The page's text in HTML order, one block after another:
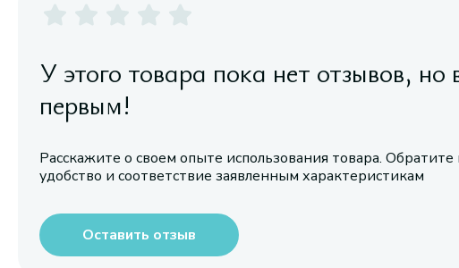
У этого товара пока нет отзывов,
первым!
Расскажите о своем опыте использования товара.
удобство и соответствие заявленным характеристикам
Оставить отзыв